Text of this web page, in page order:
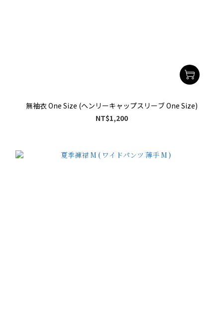
無袖衣 One Size (ヘンリーキャップスリーブ One Size)
NT$1,200